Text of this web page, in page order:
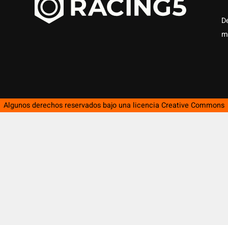
Algunos derechos reservados bajo una licencia Creative Commons